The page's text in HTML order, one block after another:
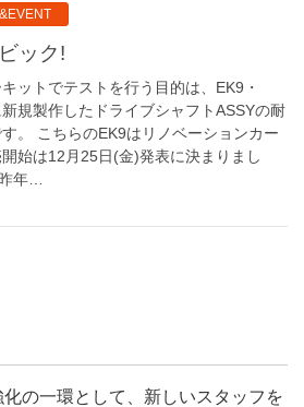
ック!
ットでテストを行う目的は、EK9・
規製作したドライブシャフトASSYの耐
。 こちらのEK9はリノベーションカー
始は12月25日(金)発表に決まりまし
年…
の一環として、新しいスタッフを